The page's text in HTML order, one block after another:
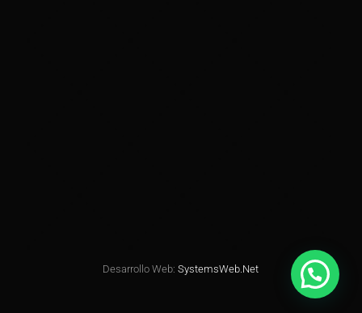
Desarrollo Web: SystemsWeb.Net